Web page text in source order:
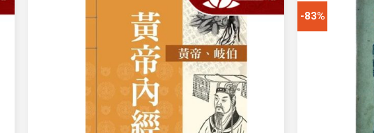
-83%